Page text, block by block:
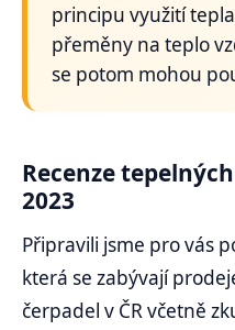
principu využití
přeměny na teplo
se potom mohou
Recenze
2023
Připravili jsme pro vás
která se zabývají
čerpadel v ČR včetně